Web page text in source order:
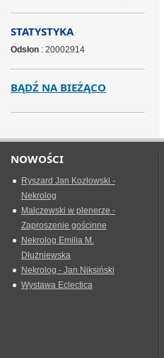
STATYSTYKA
Odsłon: 20002914
BĄDŹ NA BIEŻĄCO
NOWOŚCI
Ryszard Jan Kozłowski -
Nekrolog
Malczewski w plenerze -
Zaproszenie gościnne
Nekrolog Emilia M.
Dłużniewska
Nekrolog - Jan Niksiński
Wystawa Eclectica